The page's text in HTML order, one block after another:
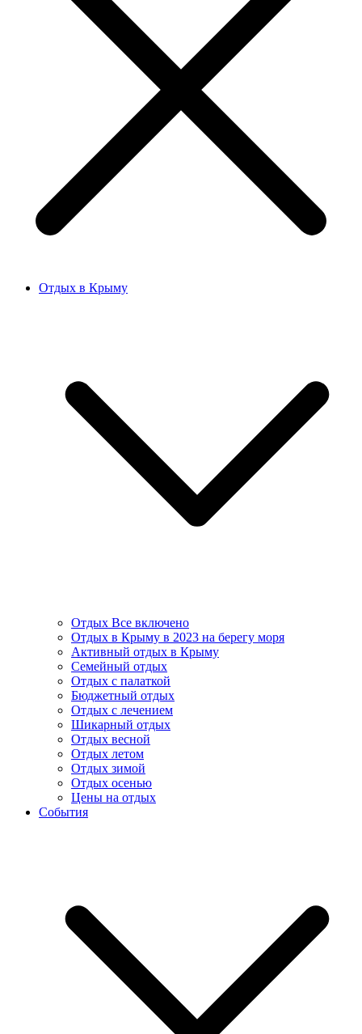
Отдых в Крыму
Отдых Все включено
Отдых в Крыму в 2023 на берегу моря
Активный отдых в Крыму
Семейный отдых
Отдых с палаткой
Бюджетный отдых
Отдых с лечением
Шикарный отдых
Отдых весной
Отдых летом
Отдых зимой
Отдых осенью
Цены на отдых
События